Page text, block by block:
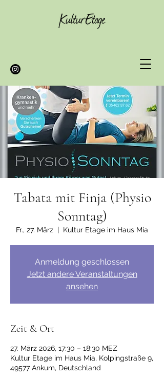
Tabata mit Finja (Physio
Sonntag)
Fr., 27. März
  |
Kultur Etage im Haus Mia
Anmeldung geschlossen
Jetzt andere Veranstaltungen
ansehen
Zeit & Ort
27. März 2026, 17:30 – 18:30 MEZ
Kultur Etage im Haus Mia, Kolpingstraße 9,
49577 Ankum, Deutschland